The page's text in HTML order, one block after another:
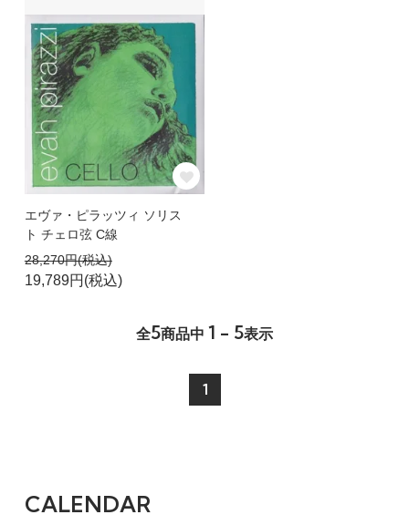
エヴァ・ピラッツィ ソリス
ト チェロ弦 C線
28,270円(税込)
19,789円(税込)
全5商品中 1 - 5表示
1
CALENDAR